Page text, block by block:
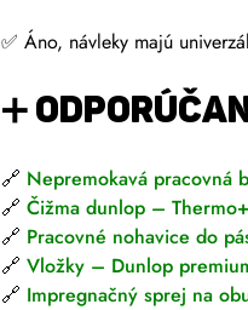
✅ Áno, návleky majú
➕
🔗 Nepremokavá pracovná
🔗 Čižma dunlop – Thermo+
🔗 Pracovné nohavice do
🔗 Vložky – Dunlop
🔗 Impregnačný sprej na